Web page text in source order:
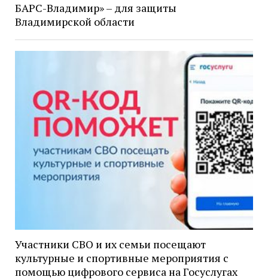
БАРС-Владимир» – для защиты
Владимирской области
Участники СВО и их семьи посещают
культурные и спортивные мероприятия с
помощью цифрового сервиса на Госуслугах